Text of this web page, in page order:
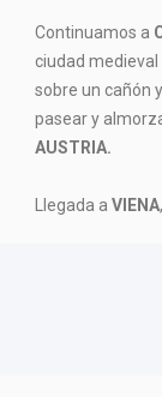
Continuamos a
ciudad
sobre un cañón
pasear y
AUSTRIA.
Llegada aVIENA